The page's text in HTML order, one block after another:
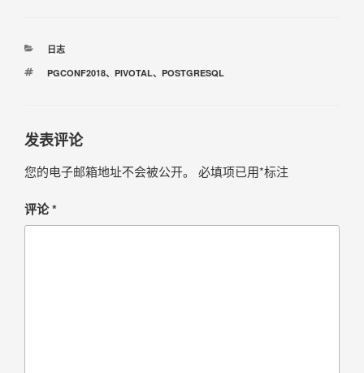
日志
PGCONF2018、 PIVOTAL、 POSTGRESQL
发表评论
您的电子邮箱地址不会被公开。 必填项已用*标注
评论*